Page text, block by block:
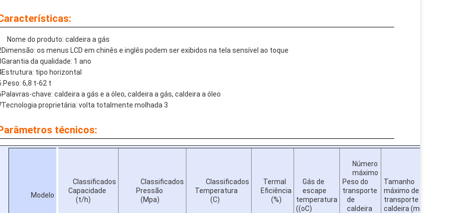
Nome do produto: caldeira a gás
os menus LCD em chinês e inglês podem ser exibidos na tela sensível ao toque
da qualidade: 1 ano
tipo horizontal
6,8 t-62 t
chave: caldeira a gás e a óleo, caldeira a gás, caldeira a óleo
proprietária: volta totalmente molhada 3
técnicos:
Modelo
Classificados
Capacidade
(t/h)
Classificados
Pressão
(Mpa)
Classificados
Temperatura
(C)
Termal
Eficiência
(%)
Gás de
escape
temperatura
((oC)
Número
máximo
Peso do
transporte
de
caldeira
Tamanho
máximo de
transporte da
caldeira (mm)